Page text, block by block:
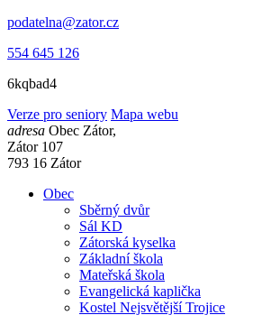
podatelna@zator.cz
554 645 126
6kqbad4
Verze pro seniory Mapa webu
adresa Obec Zátor,
Zátor 107
793 16 Zátor
Obec
Sběrný dvůr
Sál KD
Zátorská kyselka
Základní škola
Mateřská škola
Evangelická kaplička
Kostel Nejsvětější Trojice